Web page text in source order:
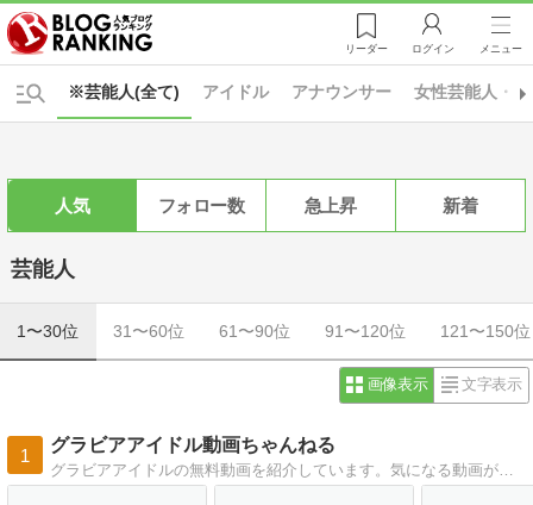
リーダー ログイン メニュー
※芸能人(全て) アイドル アナウンサー 女性芸能人・
人気 フォロー数 急上昇 新着
芸能人
1〜30位 31〜60位 61〜90位 91〜120位 121〜150位
画像表示 文字表示
1
グラビアアイドル動画ちゃんねる
グラビアアイドルの無料動画を紹介しています。気になる動画が見つけやすいようにジャンル別、カップ別で分類しています。